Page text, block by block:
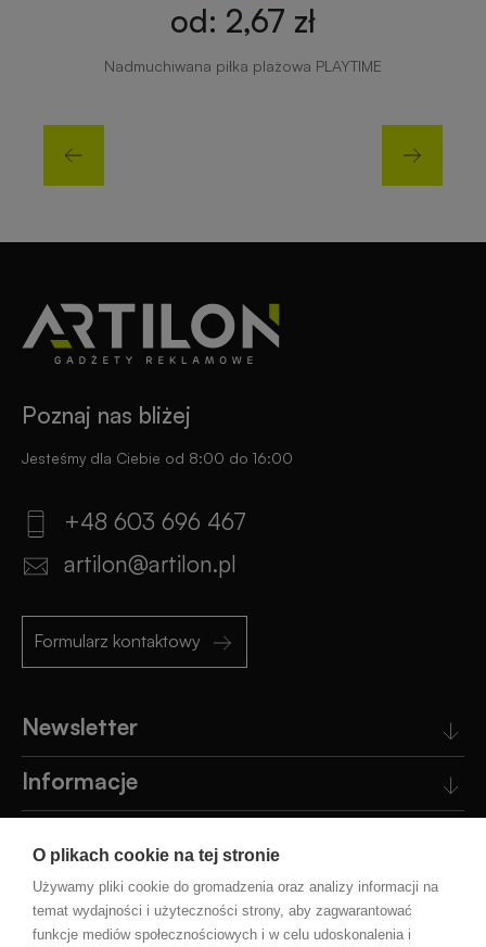
O plikach cookie na tej stronie
Używamy pliki cookie do gromadzenia oraz analizy informacji na
temat wydajności i użyteczności strony, aby zagwarantować
funkcje mediów społecznościowych i w celu udoskonalenia i
od: 2,67 zł
Nadmuchiwana piłka plażowa PLAYTIME
Poznaj nas bliżej
Jesteśmy dla Ciebie od 8:00 do 16:00
+48 603 696 467
artilon@artilon.pl
Formularz kontaktowy
Newsletter
Informacje
Pomoc